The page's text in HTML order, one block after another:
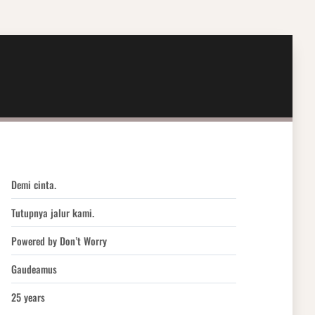
Demi cinta.
Tutupnya jalur kami.
Powered by Don’t Worry
Gaudeamus
25 years